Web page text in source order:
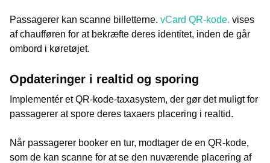
Passagerer kan scanne billetterne. vCard QR-kode. vises
af chaufføren for at bekræfte deres identitet, inden de går
ombord i køretøjet.
Opdateringer i realtid og sporing
Implementér et QR-kode-taxasystem, der gør det muligt for
passagerer at spore deres taxaers placering i realtid.
Når passagerer booker en tur, modtager de en QR-kode,
som de kan scanne for at se den nuværende placering af